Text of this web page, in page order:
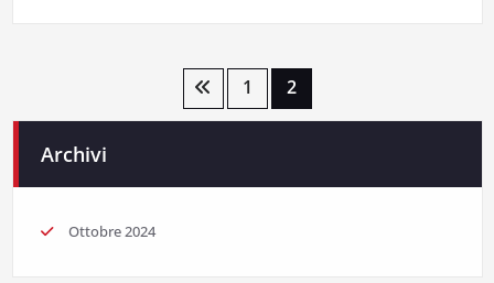
degli
articoli
1 2
Archivi
Ottobre 2024